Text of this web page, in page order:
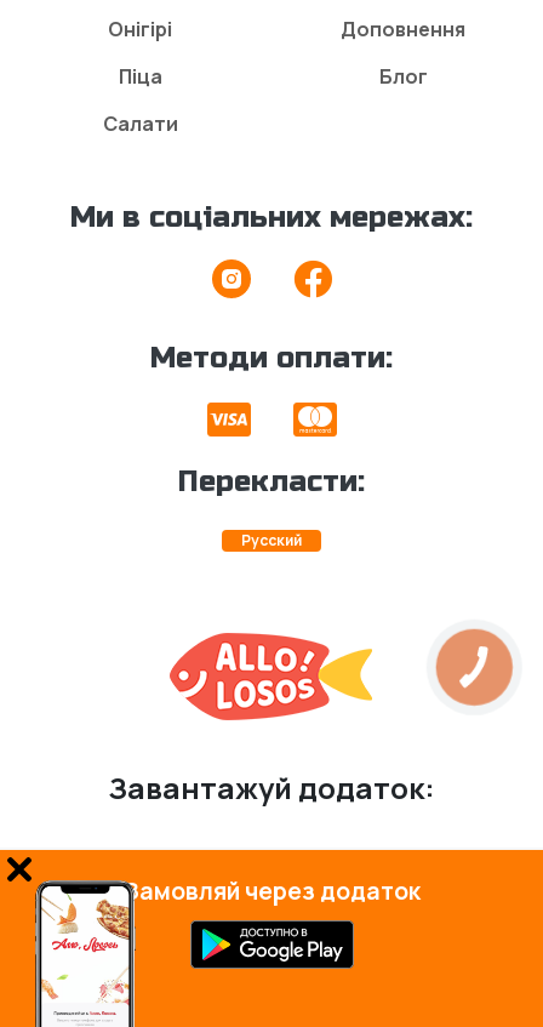
Онігірі
Піца
Салати
Доповнення
Блог
Ми в соціальних мережах:
Методи оплати:
Перекласти:
Русский
Завантажуй додаток:
Замовляй через додаток
КНОПКА
ЗВ'ЯЗКУ